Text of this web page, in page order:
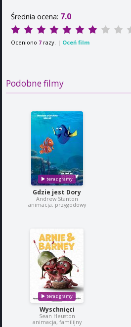
Średnia ocena: 7.0
Oceniono 7 razy. | Oceń film
Podobne filmy
Gdzie jest Dory
Andrew Stanton
animacja, przygodowy
Wyschnięci
Sean Heuston
animacja, familijny